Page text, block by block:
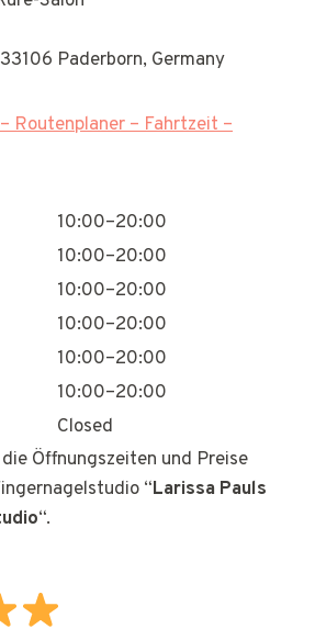
Paderborn, Germany
Routenplaner – Fahrtzeit –
10:00–20:00
10:00–20:00
10:00–20:00
10:00–20:00
10:00–20:00
10:00–20:00
Closed
Öffnungszeiten und Preise
“Larissa Pauls
“.